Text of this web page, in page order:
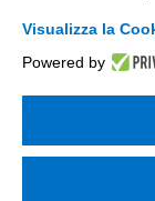
© 2003 -
Visualizza la
Powered by